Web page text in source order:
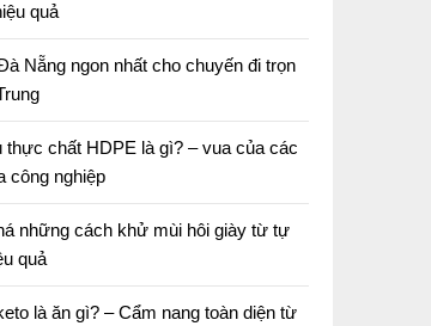
quả
Nẵng ngon nhất cho chuyến đi trọn
thực chất HDPE là gì? – vua của các
công nghiệp
những cách khử mùi hôi giày từ tự
quả
là ăn gì? – Cẩm nang toàn diện từ